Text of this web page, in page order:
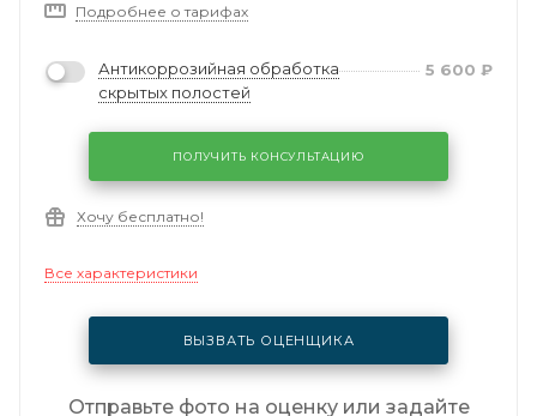
Подробнее о тарифах
Антикоррозийная обработка
скрытых полостей
5 600 ₽
ПОЛУЧИТЬ КОНСУЛЬТАЦИЮ
Хочу бесплатно!
Все характеристики
ВЫЗВАТЬ ОЦЕНЩИКА
Отправьте фото на оценку или задайте